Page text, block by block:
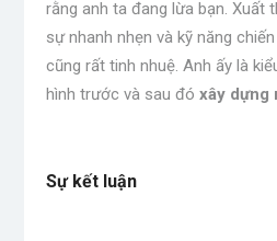
rằng anh ta đang lừa bạn. Xuất
sự nhanh nhẹn và kỹ năng
cũng rất tinh nhuệ. Anh ấy là
hình trước và sau đó xây dựng
Sự kết luận